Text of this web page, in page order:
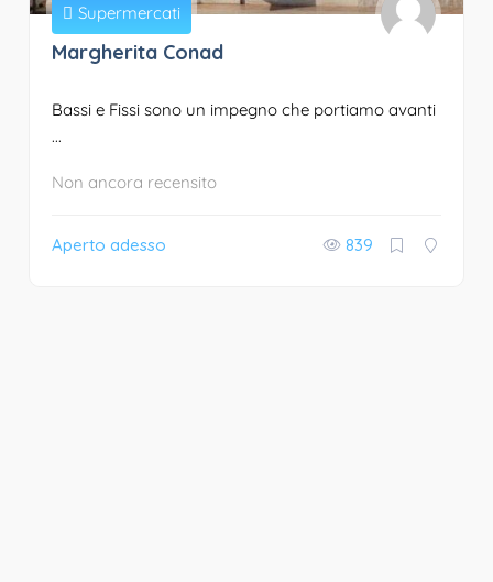
Supermercati
Margherita Conad
Bassi e Fissi sono un impegno che portiamo avanti
...
Non ancora recensito
Aperto adesso 839